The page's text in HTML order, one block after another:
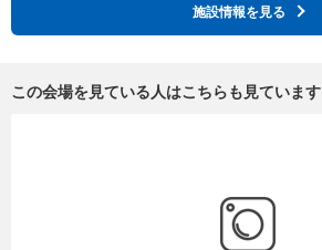
施設情報を見る
この会場を見ている人はこちらも見ています